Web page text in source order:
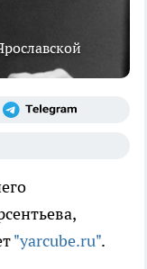
"yarcube.ru".